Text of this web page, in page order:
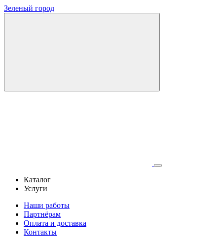
Зеленый город
Каталог
Услуги
Наши работы
Партнёрам
Оплата и доставка
Контакты